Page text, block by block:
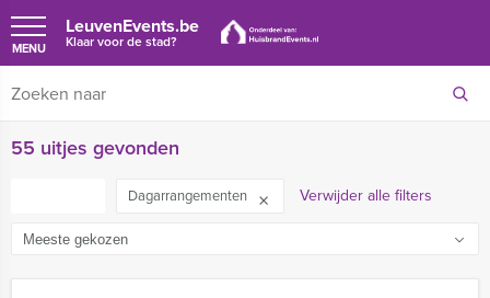
LeuvenEvents.be
Klaar voor de stad?
MENU
55 uitjes gevonden
Dagarrangementen Verwijder alle filters